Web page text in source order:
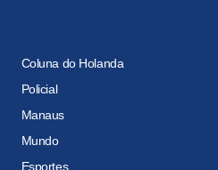
Coluna do Holanda
Policial
Manaus
Mundo
Esportes